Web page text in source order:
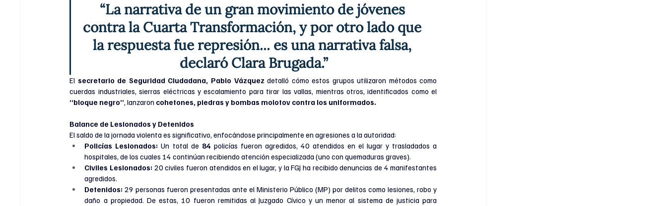
“La narrativa de un gran movimiento de jóvenes
contra la Cuarta Transformación, y por otro lado que
la respuesta fue represión... es una narrativa falsa,
declaró Clara Brugada.”
El secretario de Seguridad Ciudadana, Pablo Vázquez detalló cómo estos grupos utilizaron métodos como
cuerdas industriales, sierras eléctricas y escalamiento para tirar las vallas, mientras otros, identificados como el
“bloque negro”, lanzaron cohetones, piedras y bombas molotov contra los uniformados.
Balance de Lesionados y Detenidos
El saldo de la jornada violenta es significativo, enfocándose principalmente en agresiones a la autoridad:
Policías Lesionados: Un total de 84 policías fueron agredidos, 40 atendidos en el lugar y trasladados a
hospitales, de los cuales 14 continúan recibiendo atención especializada (uno con quemaduras graves).
Civiles Lesionados: 20 civiles fueron atendidos en el lugar, y la FGJ ha recibido denuncias de 4 manifestantes
agredidos.
Detenidos: 29 personas fueron presentadas ante el Ministerio Público (MP) por delitos como lesiones, robo y
daño a propiedad. De estas, 10 fueron remitidas al Juzgado Cívico y un menor al sistema de justicia para